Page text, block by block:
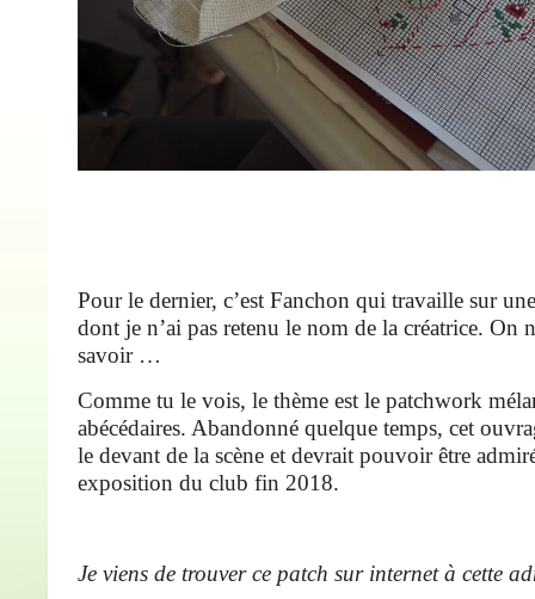
Pour le dernier, c’est Fanchon qui travaille sur
dont je n’ai pas retenu le nom de la créatrice. On
savoir …
Comme tu le vois, le thème est le patchwork
abécédaires. Abandonné quelque temps, cet
le devant de la scène et devrait pouvoir être
exposition du club fin 2018.
Je viens de trouver ce patch sur internet à cette